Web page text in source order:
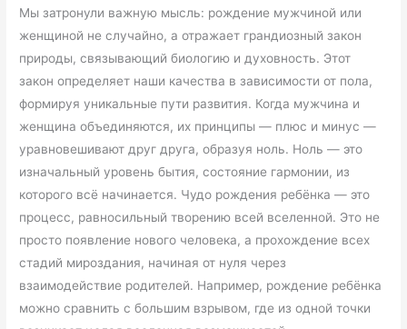
Мы затронули важную мысль: рождение мужчиной или
женщиной не случайно, а отражает грандиозный закон
природы, связывающий биологию и духовность. Этот
закон определяет наши качества в зависимости от пола,
формируя уникальные пути развития. Когда мужчина и
женщина объединяются, их принципы — плюс и минус —
уравновешивают друг друга, образуя ноль. Ноль — это
изначальный уровень бытия, состояние гармонии, из
которого всё начинается. Чудо рождения ребёнка — это
процесс, равносильный творению всей вселенной. Это не
просто появление нового человека, а прохождение всех
стадий мироздания, начиная от нуля через
взаимодействие родителей. Например, рождение ребёнка
можно сравнить с большим взрывом, где из одной точки